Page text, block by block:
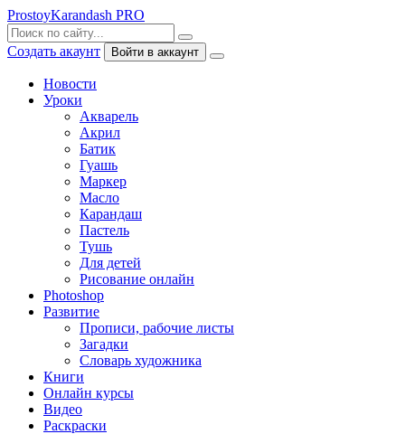
ProstoyKarandash PRO
Создать акаунт Войти в аккаунт
Новости
Уроки
Акварель
Акрил
Батик
Гуашь
Маркер
Масло
Карандаш
Пастель
Тушь
Для детей
Рисование онлайн
Photoshop
Развитие
Прописи, рабочие листы
Загадки
Словарь художника
Книги
Онлайн курсы
Видео
Раскраски